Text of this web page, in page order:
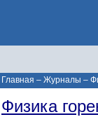
Главная – Журналы –
Физика